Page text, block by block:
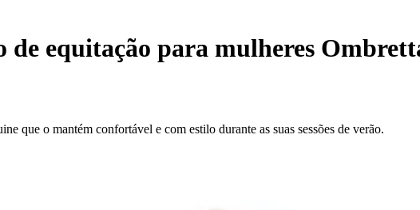
de equitação para mulheres
que o mantém confortável e com estilo durante as suas sessões de verão.